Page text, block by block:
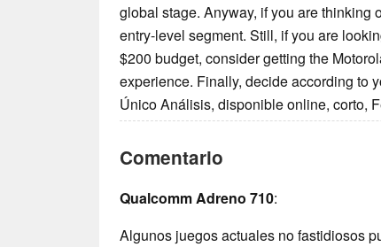
global stage. Anyway, if you are thinking
entry-level segment. Still, if you are
$200 budget, consider getting the
experience. Finally, decide according to
Único Análisis, disponible online, corto,
Comentario
Qualcomm Adreno 710:
Algunos juegos actuales no fastidiosos